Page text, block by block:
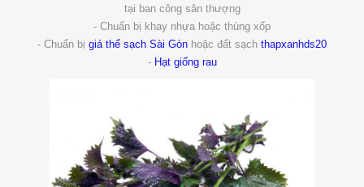
tại ban công sân thượng
- Chuẩn bị khay nhựa hoặc thùng xốp
- Chuẩn bị giá thể sạch Sài Gòn hoặc đất sạch thapxanhds20
- Hạt giống rau